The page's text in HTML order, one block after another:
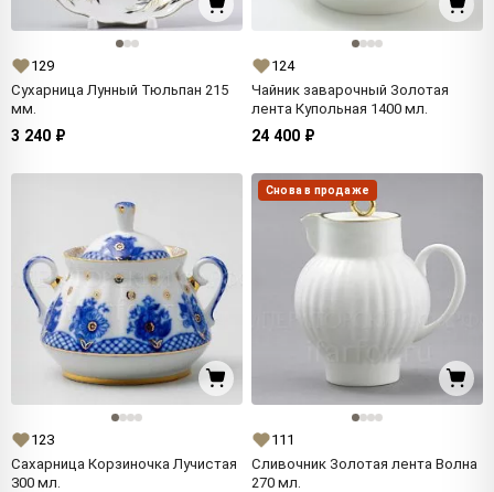
129
Сухарница Лунный Тюльпан 215
мм.
3 240 ₽
124
Чайник заварочный Золотая
лента Купольная 1400 мл.
24 400 ₽
123
Сахарница Корзиночка Лучистая
300 мл.
Снова в продаже
111
Сливочник Золотая лента Волна
270 мл.